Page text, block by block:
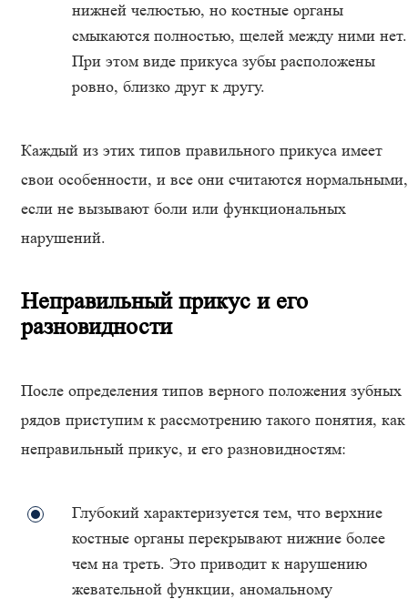
нижней челюстью, но костные органы
смыкаются полностью, щелей между ними нет.
При этом виде прикуса зубы расположены
ровно, близко друг к другу.
Каждый из этих типов правильного прикуса имеет
свои особенности, и все они считаются нормальными,
если не вызывают боли или функциональных
нарушений.
Неправильный прикус и его
разновидности
После определения типов верного положения зубных
рядов приступим к рассмотрению такого понятия, как
неправильный прикус, и его разновидностям:
Глубокий характеризуется тем, что верхние
костные органы перекрывают нижние более
чем на треть. Это приводит к нарушению
жевательной функции, аномальному